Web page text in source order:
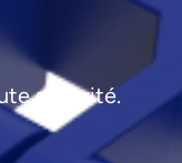
sécurité.